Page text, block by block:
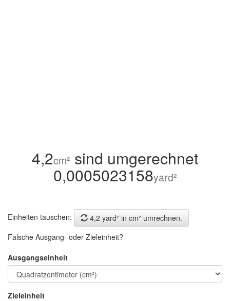
4,2cm² sind umgerechnet
0,0005023158yard²
Einheiten tauschen:
4,2 yard² in cm² umrechnen.
Falsche Ausgang- oder Zieleinheit?
Ausgangseinheit
Zieleinheit